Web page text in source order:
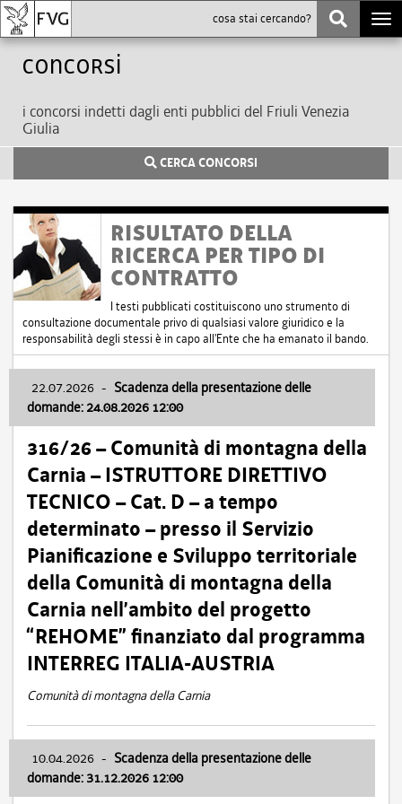
Concorsi
i concorsi indetti dagli enti pubblici del Friuli Venezia
Giulia
CERCA CONCORSI
RISULTATO DELLA
RICERCA PER TIPO DI
CONTRATTO
I testi pubblicati costituiscono uno strumento di
consultazione documentale privo di qualsiasi valore giuridico e la
responsabilità degli stessi è in capo all'Ente che ha emanato il bando.
22.07.2026 - Scadenza della presentazione delle
domande: 24.08.2026 12:00
316/26 – Comunità di montagna della
Carnia – ISTRUTTORE DIRETTIVO
TECNICO – Cat. D – a tempo
determinato – presso il Servizio
Pianificazione e Sviluppo territoriale
della Comunità di montagna della
Carnia nell’ambito del progetto
“REHOME” finanziato dal programma
INTERREG ITALIA-AUSTRIA
Comunità di montagna della Carnia
10.04.2026 - Scadenza della presentazione delle
domande: 31.12.2026 12:00